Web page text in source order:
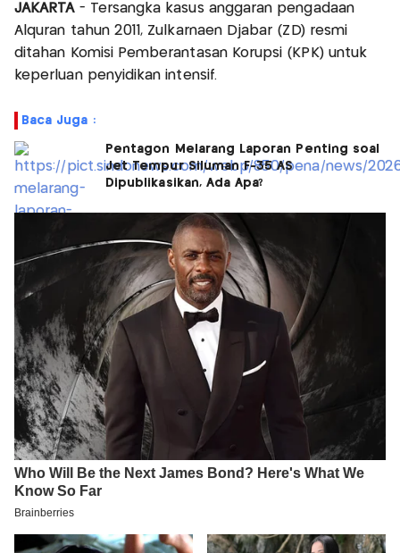
JAKARTA- Tersangka kasus anggaran pengadaan
Alquran tahun 2011, Zulkarnaen Djabar (ZD) resmi
ditahan Komisi Pemberantasan Korupsi (KPK) untuk
keperluan penyidikan intensif.
Baca Juga :
Pentagon Melarang Laporan Penting soal
Jet Tempur Siluman F-35 AS
Dipublikasikan, Ada Apa?